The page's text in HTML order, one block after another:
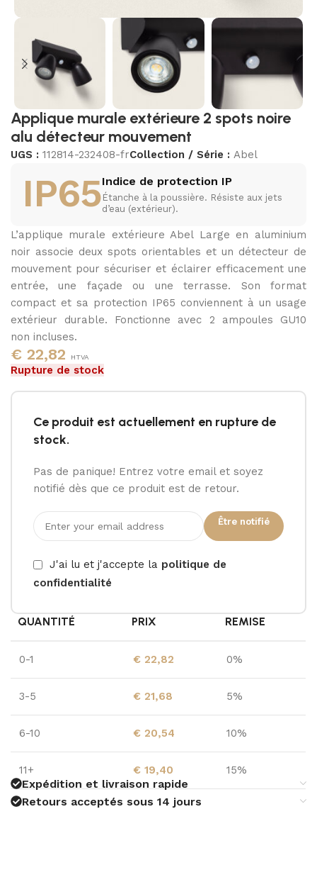
Applique murale extérieure 2 spots noire
alu détecteur mouvement
UGS : 112814-232408-frCollection / Série : Abel
IP65Indice de protection IP
Étanche à la poussière. Résiste aux jets
d’eau (extérieur).
L’applique murale extérieure Abel Large en aluminium
noir associe deux spots orientables et un détecteur de
mouvement pour sécuriser et éclairer efficacement une
entrée, une façade ou une terrasse. Son format
compact et sa protection IP65 conviennent à un usage
extérieur durable. Fonctionne avec 2 ampoules GU10
non incluses.
€ 22,82 HTVA
Rupture de stock
Ce produit est actuellement en rupture de
stock.
Pas de panique! Entrez votre email et soyez
notifié dès que ce produit est de retour.
Être notifié
J'ai lu et j'accepte la politique de
confidentialité
QUANTITÉ PRIX REMISE
0-1 € 22,82 0%
3-5 € 21,68 5%
6-10 € 20,54 10%
11+ € 19,40 15%
Expédition et livraison rapide
Retours acceptés sous 14 jours